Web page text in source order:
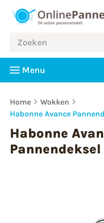
Menu
Home
Wokken
Habonne Avance
Habonne